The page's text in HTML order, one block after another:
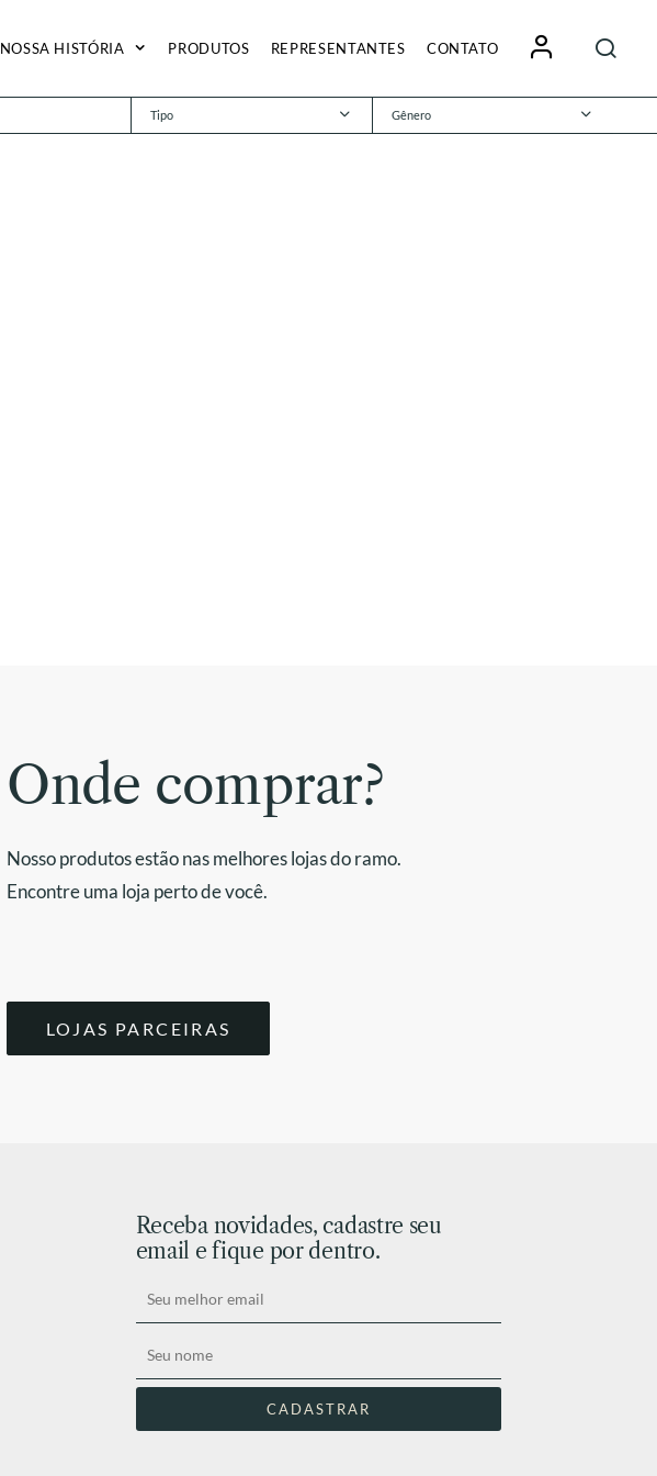
NOSSA HISTÓRIA PRODUTOS REPRESENTANTES CONTATO
por:
Gênero
Tipo
Onde comprar?
Nosso produtos estão nas melhores lojas do ramo.
Encontre uma loja perto de você.
LOJAS PARCEIRAS
Receba novidades, cadastre seu
email e fique por dentro.